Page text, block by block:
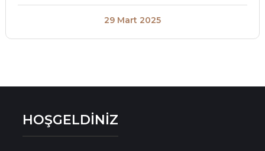
29 Mart 2025
HOŞGELDİNİZ